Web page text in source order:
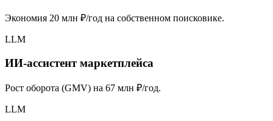
Экономия 20 млн ₽/год на собственном поисковике.
LLM
ИИ-ассистент маркетплейса
Рост оборота (GMV) на 67 млн ₽/год.
LLM